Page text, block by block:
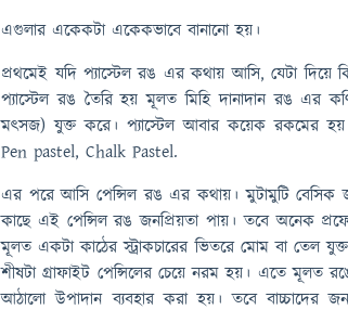
এগুলার একেকটা একেকভাবে বানানো হয়।
প্রথমেই যদি প্যাস্টেল রঙ এর কথায় আসি, যেটা
প্যাস্টেল রঙ তৈরি হয় মূলত মিহি দানাদান রঙ এর
মৎসজ) যুক্ত করে। প্যাস্টেল আবার কয়েক রকমের
Pen pastel, Chalk Pastel.
এর পরে আসি পেন্সিল রঙ এর কথায়। মুটামুটি বেসিক
কাছে এই পেন্সিল রঙ জনপ্রিয়তা পায়। তবে অনেক
মূলত একটা কাঠের স্ট্রাকচারের ভিতরে মোম বা তেল
শীষটা গ্রাফাইট পেন্সিলের চেয়ে নরম হয়। এতে মূলত
আঠালো উপাদান ব্যবহার করা হয়। তবে বাচ্চাদের